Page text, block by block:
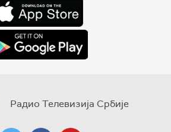
Радио Телевизија Србије